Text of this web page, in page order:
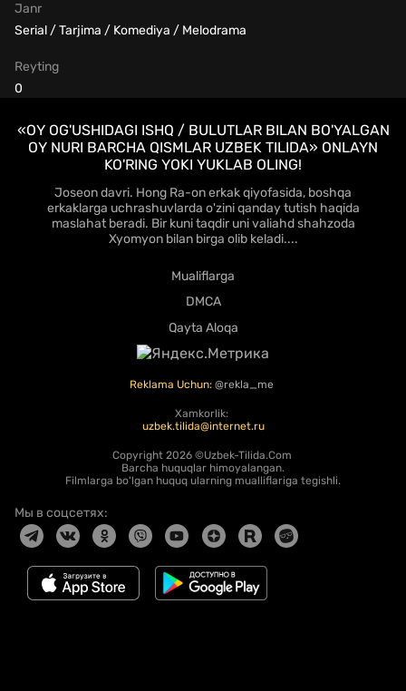
Janr
Serial / Tarjima / Komediya / Melodrama
Reyting
0
«OY OG'USHIDAGI ISHQ / BULUTLAR BILAN BO'YALGAN
OY NURI BARCHA QISMLAR UZBEK TILIDA» ONLAYN
KO'RING YOKI YUKLAB OLING!
Joseon davri. Hong Ra-on erkak qiyofasida, boshqa
erkaklarga uchrashuvlarda o'zini qanday tutish haqida
maslahat beradi. Bir kuni taqdir uni valiahd shahzoda
Xyomyon bilan birga olib keladi....
Mualiflarga
DMCA
Qayta Aloqa
Reklama Uchun: @rekla_me
Xamkorlik:
uzbek.tilida@internet.ru
Copyright 2026 ©Uzbek-Tilida.Com
Barcha huquqlar himoyalangan.
Filmlarga bo'lgan huquq ularning mualliflariga tegishli.
Мы в соцсетях: